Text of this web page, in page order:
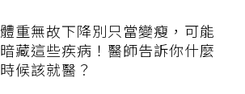
體重無故下降別只當變瘦，可能
暗藏這些疾病！醫師告訴你什麼
時候該就醫？